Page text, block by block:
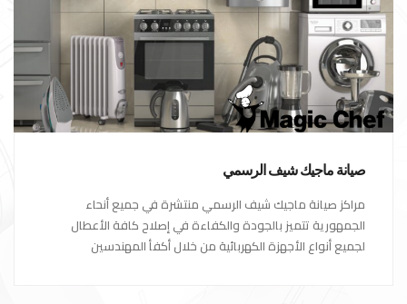
صيانة ماجيك شيف الرسمي
مراكز صيانة ماجيك شيف الرسمي منتشرة في جميع أنحاء
الجمهورية تتميز بالجودة والكفاءة في إصلاح كافة الأعطال
لجميع أنواع الأجهزة الكهربائية من خلال أكفأ المهندسين